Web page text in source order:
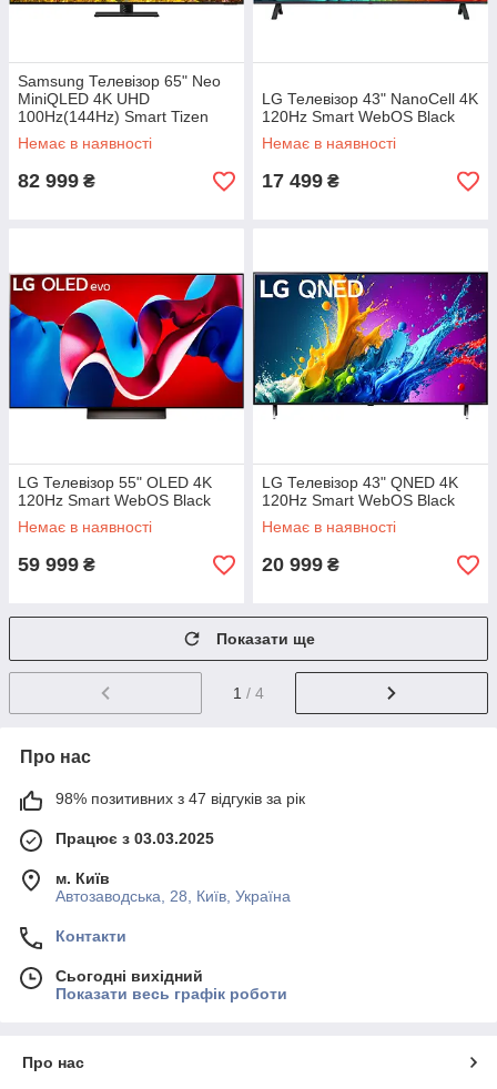
Samsung Телевізор 65" Neo
MiniQLED 4K UHD
100Hz(144Hz) Smart Tizen
Black
Немає в наявності
82 999 ₴
LG Телевізор 43" NanoCell 4K
120Hz Smart WebOS Black
Немає в наявності
17 499 ₴
LG Телевізор 55" OLED 4K
120Hz Smart WebOS Black
Немає в наявності
59 999 ₴
LG Телевізор 43" QNED 4K
120Hz Smart WebOS Black
Немає в наявності
20 999 ₴
Показати ще
1 / 4
Про нас
98% позитивних з 47 відгуків за рік
Працює з 03.03.2025
м. Київ
Автозаводська, 28, Київ, Україна
Контакти
Сьогодні вихідний
Показати весь графік роботи
Про нас